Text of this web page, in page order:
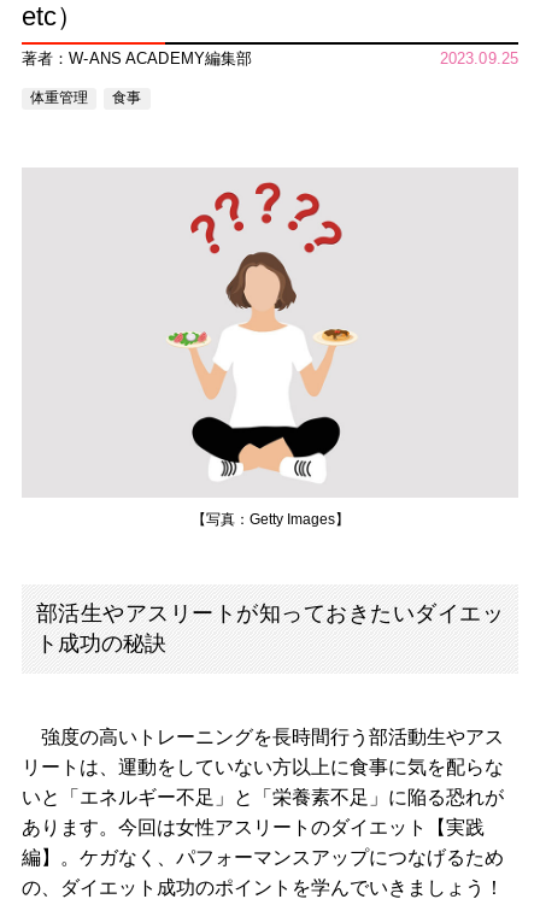
etc）
著者：W-ANS ACADEMY編集部 2023.09.25
体重管理 食事
【写真：Getty Images】
部活生やアスリートが知っておきたいダイエッ
ト成功の秘訣
強度の高いトレーニングを長時間行う部活動生やアス
リートは、運動をしていない方以上に食事に気を配らな
いと「エネルギー不足」と「栄養素不足」に陥る恐れが
あります。今回は女性アスリートのダイエット【実践
編】。ケガなく、パフォーマンスアップにつなげるため
の、ダイエット成功のポイントを学んでいきましょう！